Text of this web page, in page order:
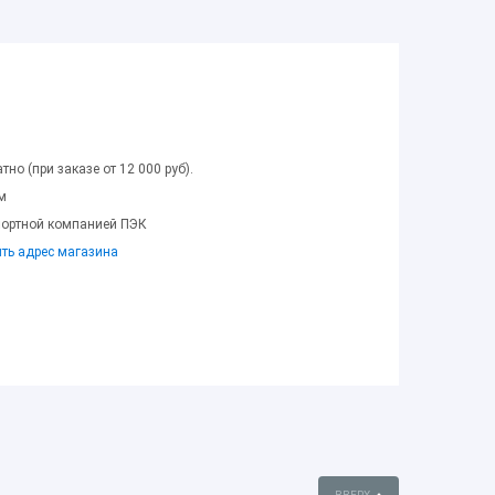
(при заказе от 12 000 руб).
компанией ПЭК
адрес магазина